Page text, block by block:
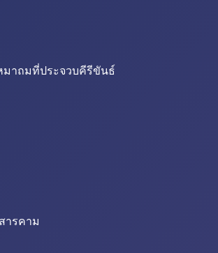
มาถมที่ประจวบคีรีขันธ์
ารคาม